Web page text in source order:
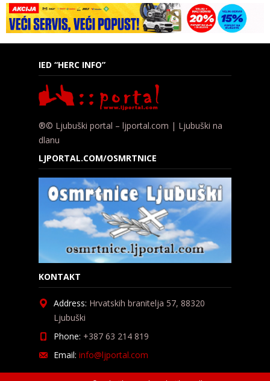
IED “HERC INFO”
®© Ljubuški portal – ljportal.com | Ljubuški na
dlanu
LJPORTAL.COM/OSMRTNICE
KONTAKT
Address: Hrvatskih branitelja 57, 88320
Ljubuški
Phone: +387 63 214 819
Email: info@ljportal.com